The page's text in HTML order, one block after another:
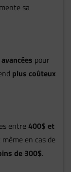
sa
pour
plus coûteux
entre 400$ et
même en cas de
de 300$.